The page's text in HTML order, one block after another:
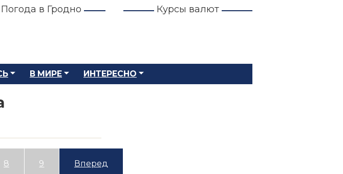
Погода в Гродно Курсы валют
В МИРЕ ИНТЕРЕСНО
8 9 Вперед